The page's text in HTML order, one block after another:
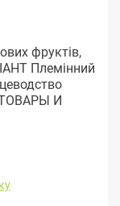
фруктів,
Племінний
И